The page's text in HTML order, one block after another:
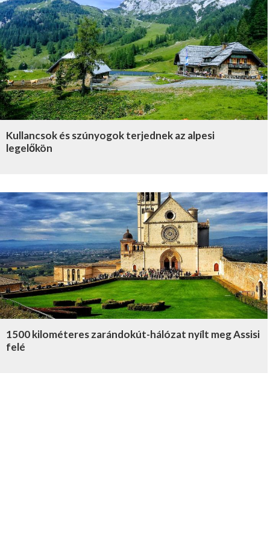
Kullancsok és szúnyogok terjednek az alpesi
legelőkön
1500 kilométeres zarándokút-hálózat nyílt meg Assisi
felé